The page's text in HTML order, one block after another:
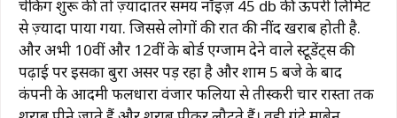
चेकिंग शुरू की तो ज़्यादातर समय नॉइज़ 45 db की ऊपरी लिमिट
से ज़्यादा पाया गया. जिससे लोगों की रात की नींद खराब होती है.
और अभी 10वीं और 12वीं के बोर्ड एग्जाम देने वाले स्टूडेंट्स की
पढ़ाई पर इसका बुरा असर पड़ रहा है और शाम 5 बजे के बाद
कंपनी के आदमी फलधारा वंजार फलिया से तीस्करी चार रास्ता तक